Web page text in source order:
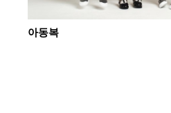
아동복